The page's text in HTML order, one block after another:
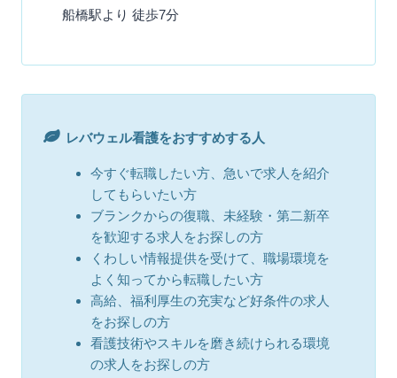
船橋駅より 徒歩7分
レバウェル看護をおすすめする人
今すぐ転職したい方、急いで求人を紹介
してもらいたい方
ブランクからの復職、未経験・第二新卒
を歓迎する求人をお探しの方
くわしい情報提供を受けて、職場環境を
よく知ってから転職したい方
高給、福利厚生の充実など好条件の求人
をお探しの方
看護技術やスキルを磨き続けられる環境
の求人をお探しの方